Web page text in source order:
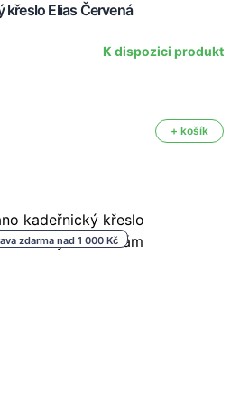
křeslo Elias Červená
K dispozici produkt
+ košík
zdarma nad 1 000 Kč